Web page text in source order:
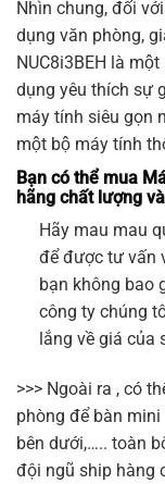
Nhìn chung, đối
dụng văn phòng,
NUC8i3BEH là
dụng yêu thích sự
máy tính siêu gọn
một bộ máy tính
Bạn có thể mua
hãng chất lượng
Hãy mau mau
để được tư vấn
bạn không bao
công ty chúng
lắng về giá của
>>> Ngoài ra , có
phòng để bàn
bên dưới,….. toàn
đội ngũ ship hàng